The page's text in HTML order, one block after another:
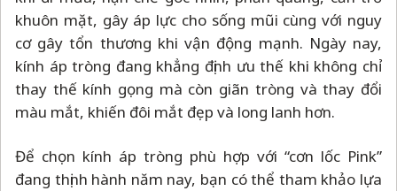
khuôn mặt, gây áp lực cho sống mũi cùng với nguy
cơ gây tổn thương khi vận động mạnh. Ngày nay,
kính áp tròng đang khẳng định ưu thế khi không chỉ
thay thế kính gọng mà còn giãn tròng và thay đổi
màu mắt, khiến đôi mắt đẹp và long lanh hơn.
Để chọn kính áp tròng phù hợp với “cơn lốc Pink”
đang thịnh hành năm nay, bạn có thể tham khảo lựa